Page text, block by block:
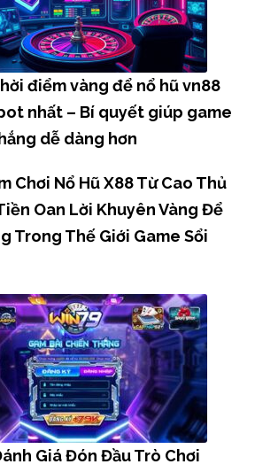
điểm vàng để nổ hũ vn88
nhất – Bí quyết giúp game
dễ dàng hơn
Chơi Nổ Hũ X88 Từ Cao Thủ
Oan Lời Khuyên Vàng Để
Trong Thế Giới Game Sổi
Giá Đón Đầu Trò Chơi